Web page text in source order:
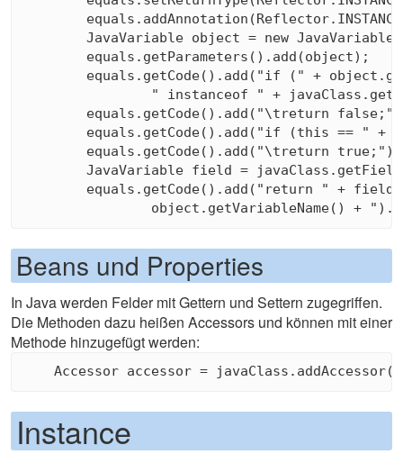
Beans und Properties
In Java werden Felder mit Gettern und Settern zugegriffen.
Die Methoden dazu heißen Accessors und können mit einer
Methode hinzugefügt werden:
Instance